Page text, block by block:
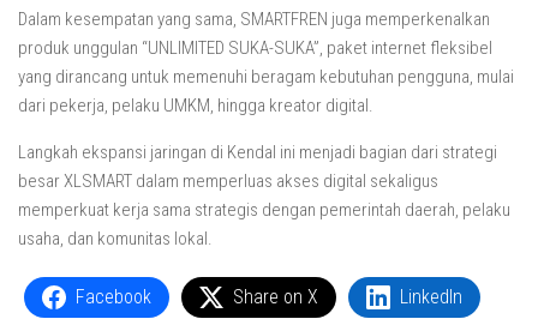
Dalam kesempatan yang sama, SMARTFREN juga memperkenalkan
produk unggulan “UNLIMITED SUKA-SUKA”, paket internet fleksibel
yang dirancang untuk memenuhi beragam kebutuhan pengguna, mulai
dari pekerja, pelaku UMKM, hingga kreator digital.
Langkah ekspansi jaringan di Kendal ini menjadi bagian dari strategi
besar XLSMART dalam memperluas akses digital sekaligus
memperkuat kerja sama strategis dengan pemerintah daerah, pelaku
usaha, dan komunitas lokal.
Facebook Share on X LinkedIn